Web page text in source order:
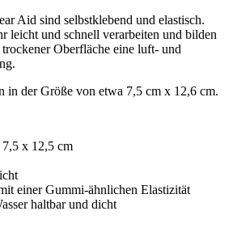
Aid sind selbstklebend und elastisch.
leicht und schnell verarbeiten und bilden
Oberfläche eine luft- und
in der Größe von etwa 7,5 cm x 12,6 cm.
x 12,5 cm
einer Gummi-ähnlichen Elastizität
haltbar und dicht